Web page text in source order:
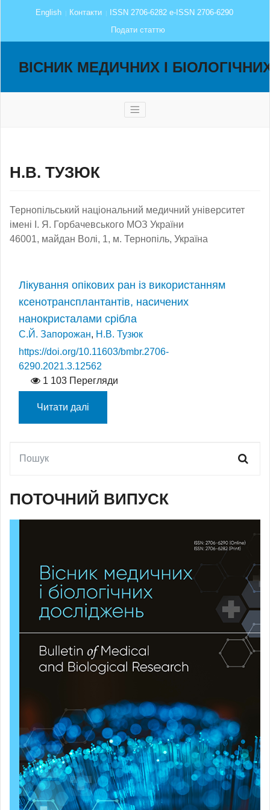
English Контакти
ISSN 2706-6282 e-ISSN 2706-6290
Подати статтю
ВІСНИК МЕДИЧНИХ І
Н.В. ТУЗЮК
Тернопільський національний медичний університет
імені І. Я. Горбачевського МОЗ України
46001, майдан Волі, 1, м. Тернопіль, Україна
Лікування опікових ран із використанням
ксенотрансплантантів, насичених
нанокристалами срібла
С.Й. Запорожан, Н.В. Тузюк
https://doi.org/10.11603/bmbr.2706-
6290.2021.3.12562
1 103 Перегляди
Читати далі
ПОТОЧНИЙ ВИПУСК